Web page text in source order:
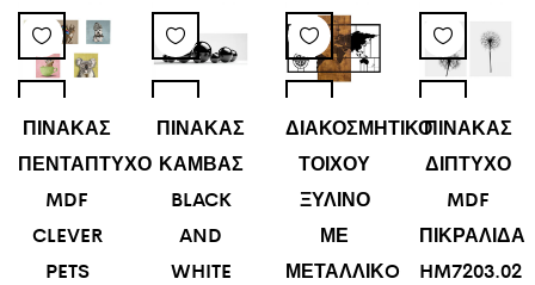
ΠΙΝΑΚΑΣ
ΠΕΝΤΑΠΤΥΧΟ
MDF
CLEVER
PETS
ΠΙΝΑΚΑΣ
ΚΑΜΒΑΣ
BLACK
AND
WHITE
ΔΙΑΚΟΣΜΗΤΙΚΟ
ΤΟΙΧΟΥ
ΞΥΛΙΝΟ
ΜΕ
ΜΕΤΑΛΛΙΚO
ΠΙΝΑΚΑΣ
ΔΙΠΤΥΧΟ
MDF
ΠΙΚΡΑΛΙΔΑ
HM7203.02